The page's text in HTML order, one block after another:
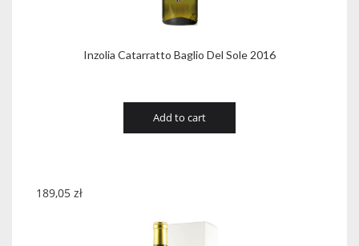
Inzolia Catarratto Baglio Del Sole 2016
Add to cart
189,05 zł